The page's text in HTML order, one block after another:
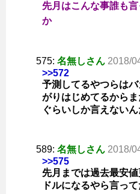
先月はこんな事誰も
か
575: 名無しさん 2018/
>>572
予測してるやつらは
がりはじめてるから
ぐらいしか言えない
589: 名無しさん 2018/
>>575
先月までは過去最安
ドルになるやら言っ